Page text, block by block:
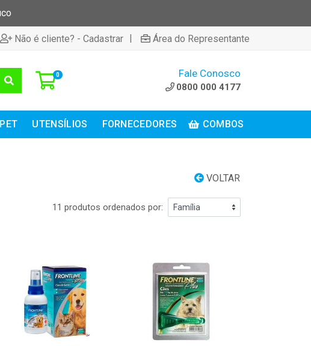
Não é cliente? - Cadastrar | Área do Representante
0 Fale Conosco
0800 000 4177
PET UTENSÍLIOS FORNECEDORES COMBOS
VOLTAR
11 produtos ordenados por: